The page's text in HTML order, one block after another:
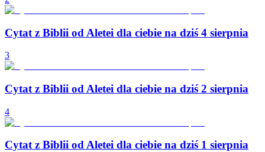
Cytat z Biblii od Aletei dla ciebie na dziś 4 sierpnia
3
Cytat z Biblii od Aletei dla ciebie na dziś 2 sierpnia
4
Cytat z Biblii od Aletei dla ciebie na dziś 1 sierpnia